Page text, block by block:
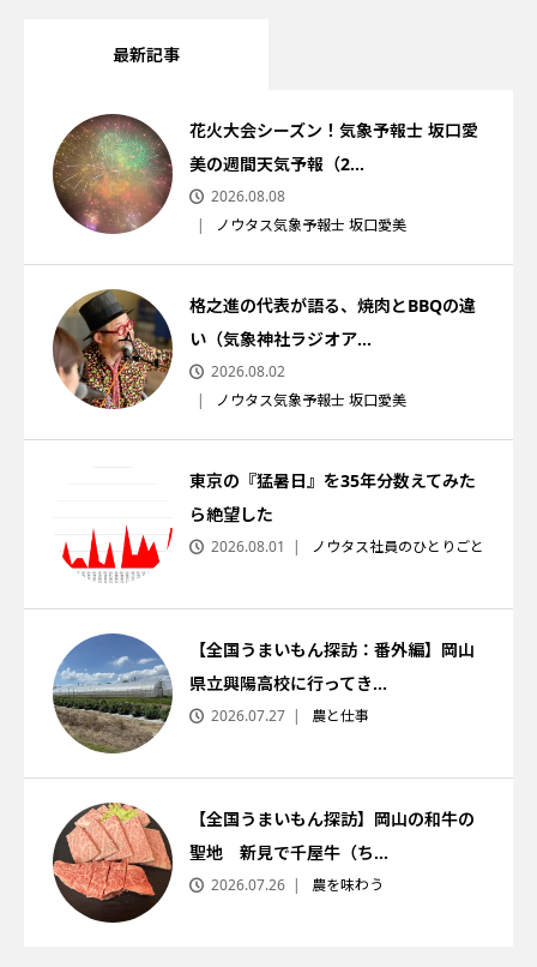
最新記事
花火大会シーズン！気象予報士 坂口愛
美の週間天気予報（2...
2026.08.08
ノウタス気象予報士 坂口愛美
格之進の代表が語る、焼肉とBBQの違
い（気象神社ラジオア...
2026.08.02
ノウタス気象予報士 坂口愛美
東京の『猛暑日』を35年分数えてみた
ら絶望した
2026.08.01 ノウタス社員のひとりごと
【全国うまいもん探訪：番外編】岡山
県立興陽高校に行ってき...
2026.07.27 農と仕事
【全国うまいもん探訪】岡山の和牛の
聖地 新見で千屋牛（ち...
2026.07.26 農を味わう